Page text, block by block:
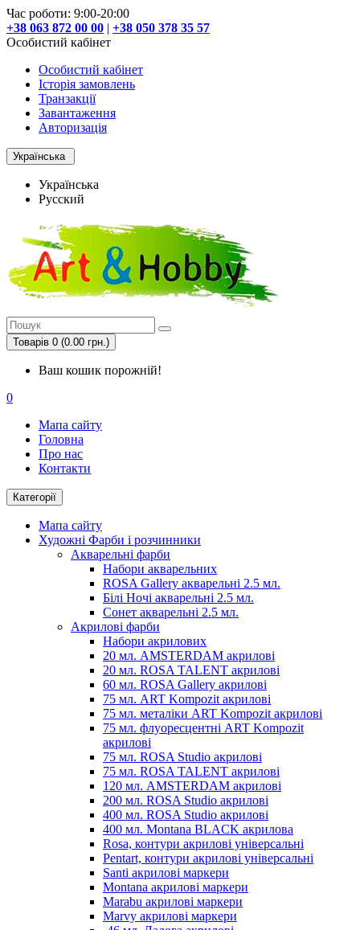
Час роботи: 9:00-20:00
+38 063 872 00 00 | +38 050 378 35 57
Особистий кабінет
Особистий кабінет
Історія замовлень
Транзакції
Завантаження
Авторизація
Українська
Українська
Русский
Товарів 0 (0.00 грн.)
Ваш кошик порожній!
0
Мапа сайту
Головна
Про нас
Контакти
Категорії
Мапа сайту
Художні Фарби і розчинники
Акварельні фарби
Набори акварельних
ROSA Gallery акварельні 2.5 мл.
Білі Ночі акварельні 2.5 мл.
Сонет акварельні 2.5 мл.
Акрилові фарби
Набори акрилових
20 мл. AMSTERDAM акрилові
20 мл. ROSA TALENT акрилові
60 мл. ROSA Gallery акрилові
75 мл. ART Kompozit акрилові
75 мл. металіки ART Kompozit акрилові
75 мл. флуоресцентні ART Kompozit
акрилові
75 мл. ROSA Studio акрилові
75 мл. ROSA TALENT акрилові
120 мл. AMSTERDAM акрилові
200 мл. ROSA Studio акрилові
400 мл. ROSA Studio акрилові
400 мл. Montana BLACK акрилова
Rosa, контури акрилові універсальні
Pentart, контури акрилові універсальні
Santi акрилові маркери
Montana акрилові маркери
Marabu акрилові маркери
Marvy акрилові маркери